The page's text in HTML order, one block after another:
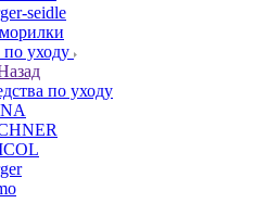
seidle
по уходу
по уходу